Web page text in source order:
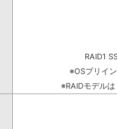
RAID1
※OSプリイ
※RAIDモデル